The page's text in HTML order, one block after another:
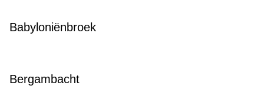
Babyloniënbroek
Bergambacht